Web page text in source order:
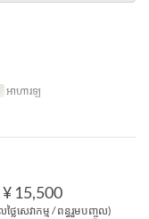
អាហារឡ
¥ 15,500
លៃសេវាកម្ម / ពន្ធរួមបញ្ចូល)